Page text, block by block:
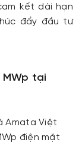
kết dài hạn
đẩy đầu tư
tại
Amata Việt
điện mặt